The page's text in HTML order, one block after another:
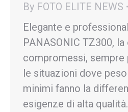
By FOTO ELITE NEWS
Elegante e
PANASONIC TZ300,
compromessi,
le situazioni dove
minimi fanno la
esigenze di alta